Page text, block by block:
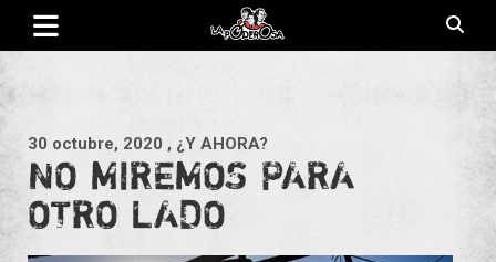
Saltar
contenido
30 octubre, 2020 , ¿Y AHORA?
NO MIREMOS PARA
OTRO LADO